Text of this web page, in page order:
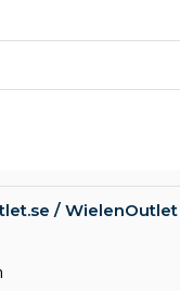
/ WielenOutlet